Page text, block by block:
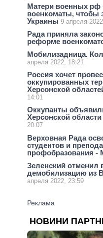
Матери военных рф
военкоматы, чтобы
Украины 9 апреля
Рада приняла
реформе
Мобилизадница.
апреля 2022, 18:21
Россия хочет
оккупированных
Херсонской
14:01
Оккупанты
Херсонской
20:07
Верховная Рада
студентов и
профобразования -
Зеленский отменил
демобилизацию из
апреля 2022, 23:59